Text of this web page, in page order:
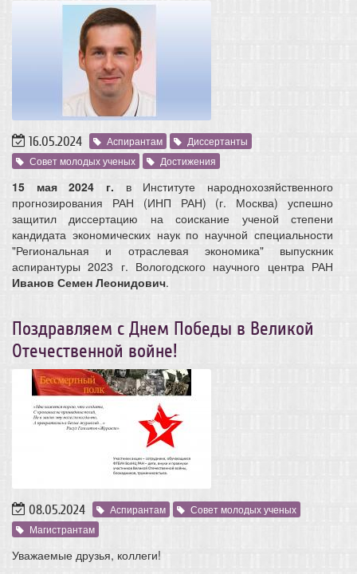
16.05.2024 Аспирантам
Диссертанты
Совет молодых ученых
Достижения
15 мая 2024 г. в Институте народнохозяйственного
прогнозирования РАН (ИНП РАН) (г. Москва) успешно
защитил диссертацию на соискание ученой степени
кандидата экономических наук по научной специальности
"Региональная и отраслевая экономика" выпускник
аспирантуры 2023 г. Вологодского научного центра РАН
Иванов Семен Леонидович.
Поздравляем с Днем Победы в Великой
Отечественной войне!
08.05.2024 Аспирантам
Совет молодых ученых
Магистрантам
Уважаемые друзья, коллеги!